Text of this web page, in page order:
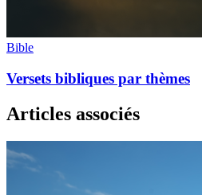
Bible
Versets bibliques par thèmes
Articles associés